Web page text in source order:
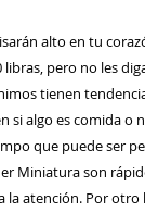
alto en tu
pero no les
tienen
si algo es comida o
que puede ser
Miniatura son
la atención. Por otro